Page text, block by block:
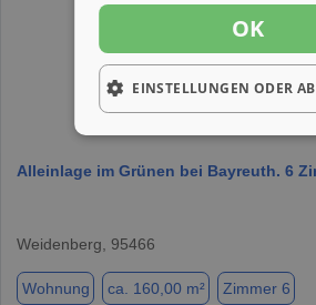
Alleinlage im Grünen bei Bayreuth. 6
Weidenberg, 95466
Wohnung ca. 160,00 m² Zimmer 6
OK
EINSTELLUNGEN ODER